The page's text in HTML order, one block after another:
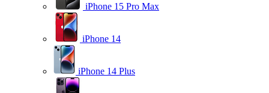
iPhone 15 Pro Max
iPhone 14
iPhone 14 Plus